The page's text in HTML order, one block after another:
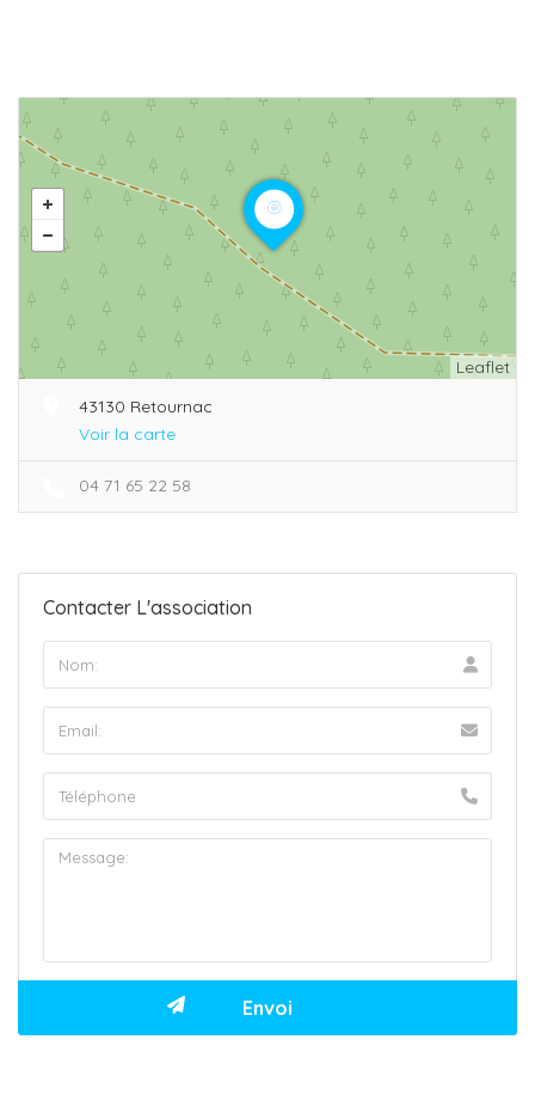
Leaflet
43130 Retournac
Voir la carte
04 71 65 22 58
Contacter L'association